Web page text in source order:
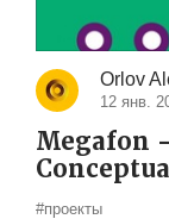
Orlov
12 янв.
Megafon
#проекты